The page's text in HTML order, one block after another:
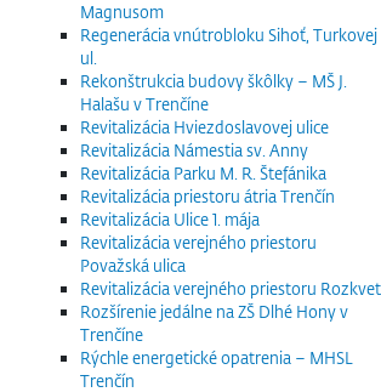
Magnusom
Regenerácia vnútrobloku Sihoť, Turkovej
ul.
Rekonštrukcia budovy škôlky – MŠ J.
Halašu v Trenčíne
Revitalizácia Hviezdoslavovej ulice
Revitalizácia Námestia sv. Anny
Revitalizácia Parku M. R. Štefánika
Revitalizácia priestoru átria Trenčín
Revitalizácia Ulice 1. mája
Revitalizácia verejného priestoru
Považská ulica
Revitalizácia verejného priestoru Rozkvet
Rozšírenie jedálne na ZŠ Dlhé Hony v
Trenčíne
Rýchle energetické opatrenia – MHSL
Trenčín